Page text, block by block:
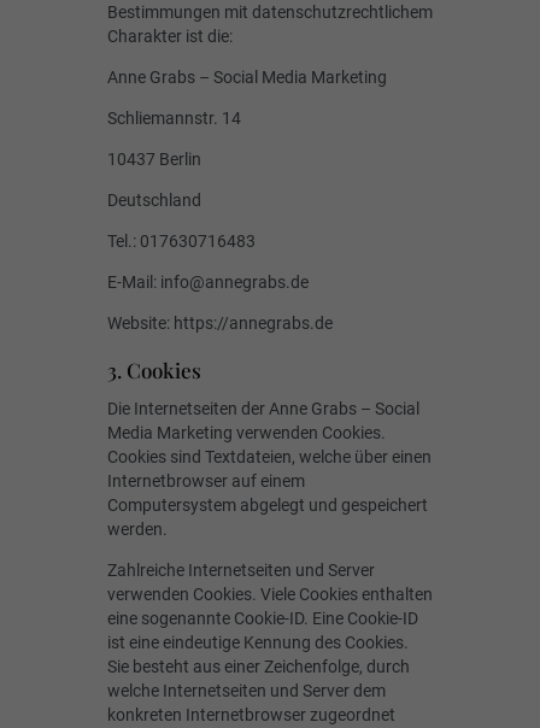
Bestimmungen mit datenschutzrechtlichem
Charakter ist die:
Anne Grabs – Social Media Marketing
Schliemannstr. 14
10437 Berlin
Deutschland
Tel.: 017630716483
E-Mail: info@annegrabs.de
Website: https://annegrabs.de
3. Cookies
Die Internetseiten der Anne Grabs – Social
Media Marketing verwenden Cookies.
Cookies sind Textdateien, welche über einen
Internetbrowser auf einem
Computersystem abgelegt und gespeichert
werden.
Zahlreiche Internetseiten und Server
verwenden Cookies. Viele Cookies enthalten
eine sogenannte Cookie-ID. Eine Cookie-ID
ist eine eindeutige Kennung des Cookies.
Sie besteht aus einer Zeichenfolge, durch
welche Internetseiten und Server dem
konkreten Internetbrowser zugeordnet